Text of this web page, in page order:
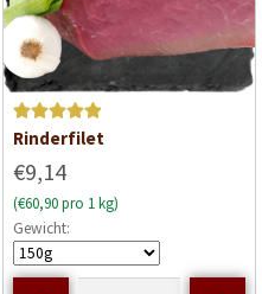
Bewertet mit
Rinderfilet
€9,14
(€60,90 pro 1 kg)
Gewicht: